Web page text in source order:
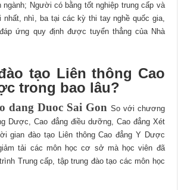
ngành; Người có bằng tốt nghiệp trung cấp và
nhất, nhì, ba tại các kỳ thi tay nghề quốc gia,
ứng quy định được tuyển thẳng của Nhà
tạo Liên thông Cao
trong bao lâu?
dang Duoc Sai Gon So với chương
Dược, Cao đẳng điều dưỡng, Cao đẳng Xét
gian đào tạo Liên thông Cao đẳng Y Dược
tải các môn học cơ sở mà học viên đã
Trung cấp, tập trung đào tạo các môn học